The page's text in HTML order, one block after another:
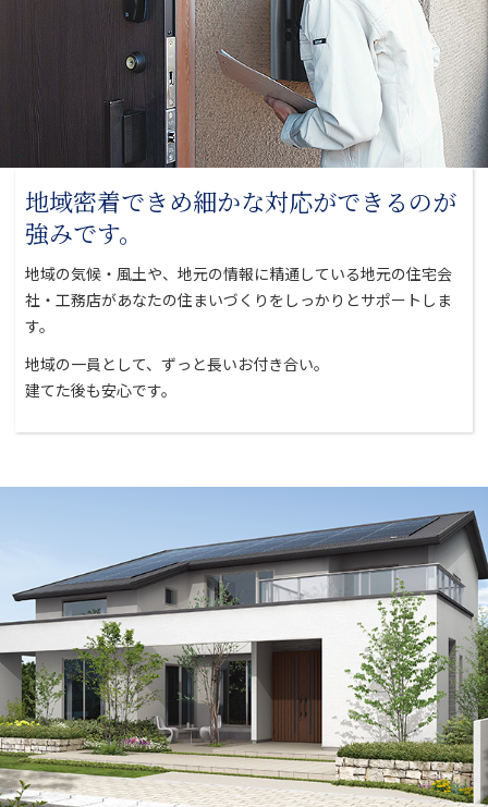
地域密着できめ細かな対応ができるのが
強みです。
地域の気候・風土や、地元の情報に精通している地元の住宅会
社・工務店があなたの住まいづくりをしっかりとサポートしま
す。
地域の一員として、ずっと長いお付き合い。
建てた後も安心です。